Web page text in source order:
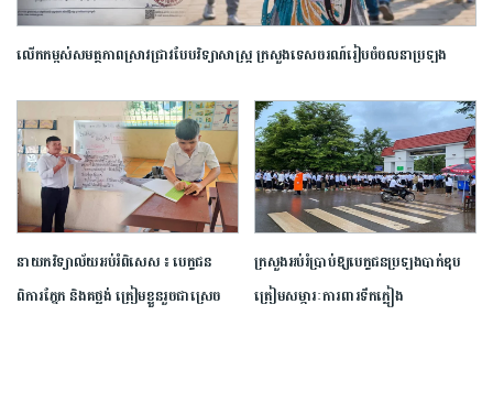
លើកកម្ពស់​សមត្ថភាព​ស្រាវជ្រាវ​បែប​វិទ្យាសាស្ត្រ​ ក្រសួង​ទេសចរណ៍​រៀបចំ​ចលនា​ប្រឡង​
នាយក​វិទ្យាល័យ​អប់រំ​ពិសេស​ ​៖ ​បេក្ខជន​
ពិការ​ភ្នែក​ និង​គថ្លង់​ ត្រៀមខ្លួន​រួច​ជាស្រេច​
ក្រសួង​អប់រំ​ប្រាប់​ឱ្យ​បេក្ខជន​ប្រឡង​បាក់ឌុប​
ត្រៀម​សម្ភារៈ​ការពារ​ទឹកភ្លៀង​